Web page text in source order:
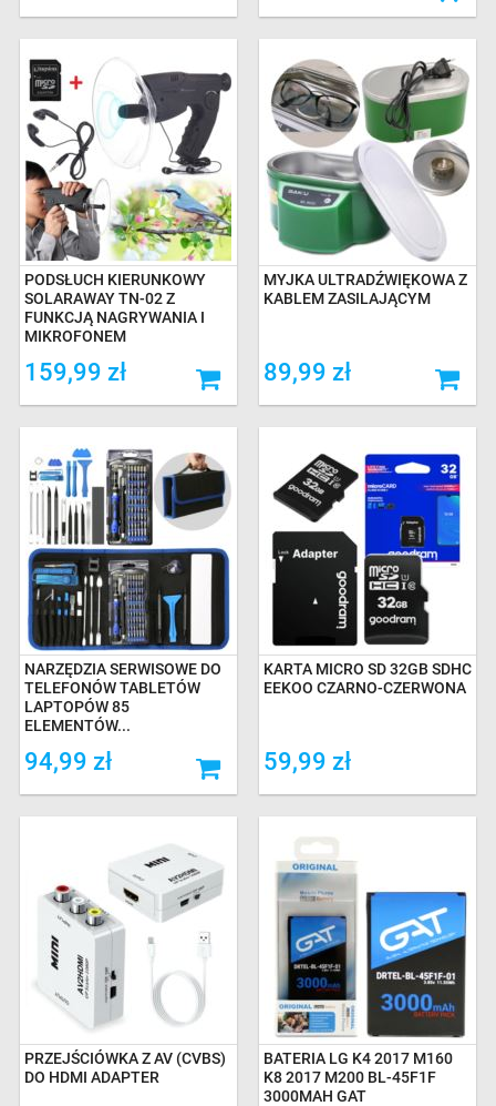
PODSŁUCH KIERUNKOWY
SOLARAWAY TN-02 Z
FUNKCJĄ NAGRYWANIA I
MIKROFONEM
159,99 zł
MYJKA ULTRADŹWIĘKOWA Z
KABLEM ZASILAJĄCYM
89,99 zł
NARZĘDZIA SERWISOWE DO
TELEFONÓW TABLETÓW
LAPTOPÓW 85
ELEMENTÓW...
94,99 zł
KARTA MICRO SD 32GB SDHC
EEKOO CZARNO-CZERWONA
59,99 zł
PRZEJŚCIÓWKA Z AV (CVBS)
DO HDMI ADAPTER
BATERIA LG K4 2017 M160
K8 2017 M200 BL-45F1F
3000MAH GAT